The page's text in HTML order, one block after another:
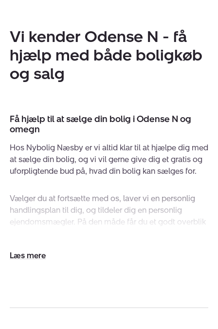
Vi kender Odense N - få
hjælp med både boligkøb
og salg
Få hjælp til at sælge din bolig i Odense N og
omegn
Hos Nybolig Næsby er vi altid klar til at hjælpe dig med
at sælge din bolig, og vi vil gerne give dig et gratis og
uforpligtende bud på, hvad din bolig kan sælges for.
Vælger du at fortsætte med os, laver vi en personlig
handlingsplan til dig, og tildeler dig en personlig
ejendomsmægler. På den måde får du et godt overblik
geografisk centralt placeret i nærmiljøet, hvilket giver